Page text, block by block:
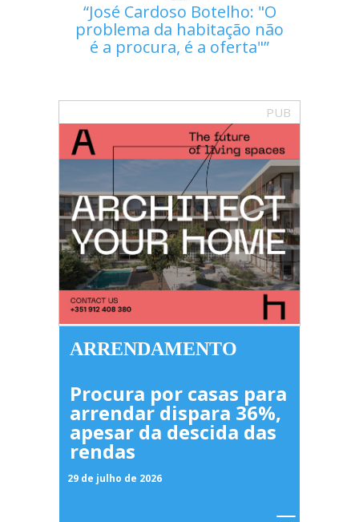
José Cardoso Botelho: "O
problema da habitação não
é a procura, é a oferta"
PUB
ARRENDAMENTO
Procura por casas para
arrendar dispara 36%,
apesar da descida das
rendas
29 de julho de 2026